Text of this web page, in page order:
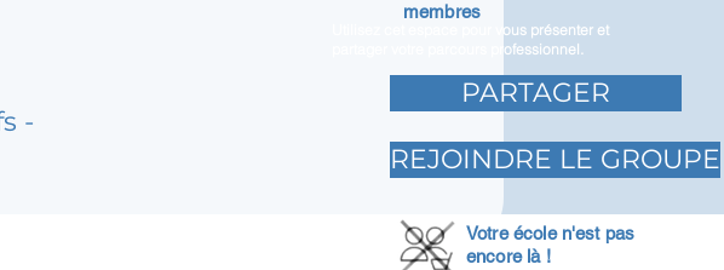
-
Utilisez cet espace pour vous présenter et
partager votre parcours professionnel.
membres
PARTAGER
REJOINDRE LE GROUPE
Votre école n'est pas
encore là !